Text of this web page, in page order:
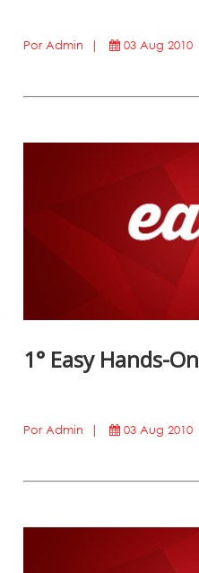
Por Admin | 03 Aug 2010
1° Easy Hands-On
Por Admin | 03 Aug 2010